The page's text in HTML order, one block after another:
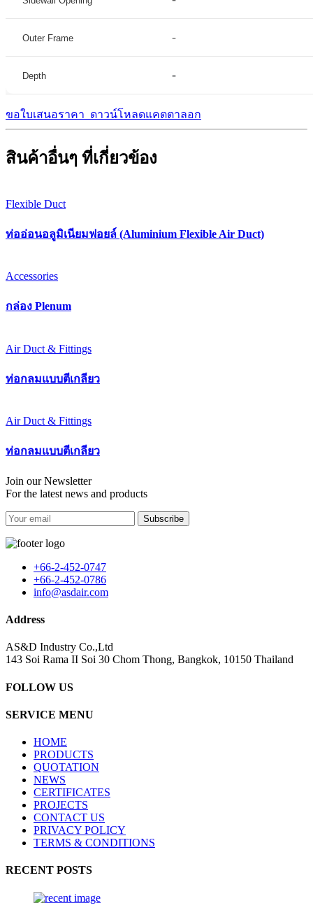
Outer Frame -
Depth -
ขอใบเสนอราคา ดาวน์โหลดแคตตาลอก
สินค้าอื่นๆ ที่เกี่ยวข้อง
Flexible Duct
ท่ออ่อนอลูมิเนียมฟอยล์ (Aluminium Flexible Air Duct)
Accessories
กล่อง Plenum
Air Duct & Fittings
ท่อกลมแบบตีเกลียว
Air Duct & Fittings
ท่อกลมแบบตีเกลียว
Join our Newsletter
For the latest news and products
Subscribe
+66-2-452-0747
+66-2-452-0786
info@asdair.com
Address
AS&D Industry Co.,Ltd
143 Soi Rama II Soi 30 Chom Thong, Bangkok, 10150 Thailand
FOLLOW US
SERVICE MENU
HOME
PRODUCTS
QUOTATION
NEWS
CERTIFICATES
PROJECTS
CONTACT US
PRIVACY POLICY
TERMS & CONDITIONS
RECENT POSTS